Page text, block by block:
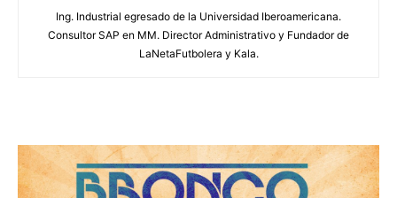
Ing. Industrial egresado de la Universidad Iberoamericana.
Consultor SAP en MM. Director Administrativo y Fundador de
LaNetaFutbolera y Kala.